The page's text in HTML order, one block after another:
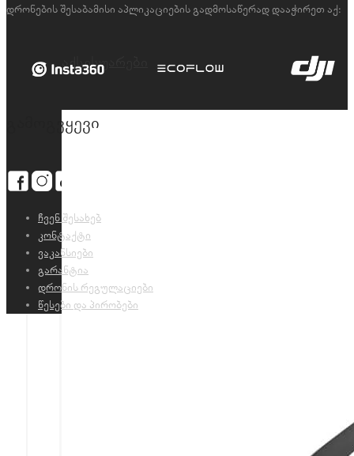
აქსესუარები
დრონების შესაბამისი აპლიკაციების გადმოსაწერად დააჭირეთ აქ:
გამოგვყევი
ჩვენ შესახებ
კონტაქტი
ვაკანსიები
გარანტია
დრონის რეგულაციები
წესები და პირობები